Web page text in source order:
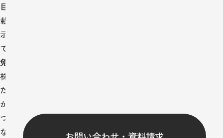
目的または公衆への開示、実演、販売若しくは貸与の目的で掲
載物を使用すること、掲載物から著作権その他の知的財産権表
示を除去すること、掲載物を第三者に転送することは禁止され
ています｡
免責事項
株式会社ツリーズは、当ウェブサイト上に情報を掲載するにあ
たり、正確な情報を提供するよう細心の注意を払っております
が､お客様が当ウェブサイトの情報を用いて行う一切の行為に
ついて、何ら責任を負うものではありません。
なお、事前に通知することなく、当ウェブサイトの運営を中